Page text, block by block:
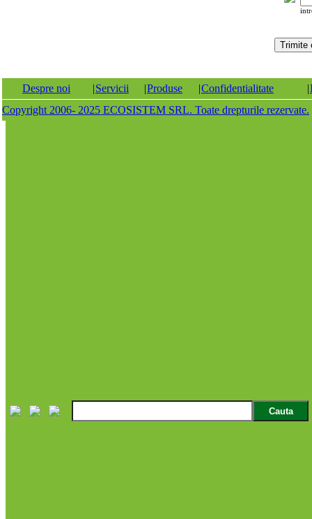
Despre noi |Servicii |Produse |Confidentialitate |
Copyright 2006- 2025 ECOSISTEM SRL. Toate drepturile rezervate.